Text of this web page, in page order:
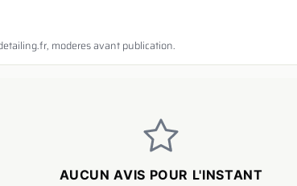
moderes avant publication.
AUCUN AVIS POUR L'INSTANT